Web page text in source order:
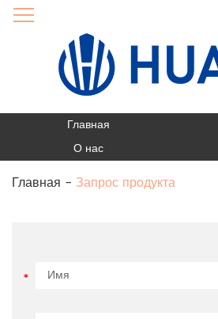
Главная
О нас
Главная - Запрос продукта